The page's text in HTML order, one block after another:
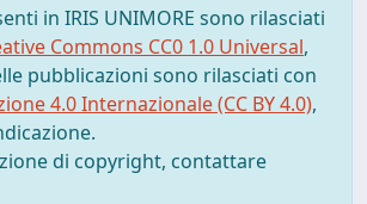
in IRIS UNIMORE sono rilasciati
Commons CC0 1.0 Universal,
pubblicazioni sono rilasciati con
4.0 Internazionale (CC BY 4.0),
di copyright, contattare